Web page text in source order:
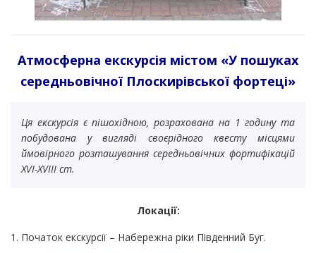
Атмосферна екскурсія містом «У пошуках
середньовічної Плоскирівської фортеці»
Ця екскурсія є пішохідною, розрахована на 1 годину та
побудована у вигляді своєрідного квесту місцями
ймовірного розташування середньовічних фортифікацій
XVI-XVIIІ ст.
Локації:
1. Початок екскурсії­ – Набережна ріки Південний Буг.